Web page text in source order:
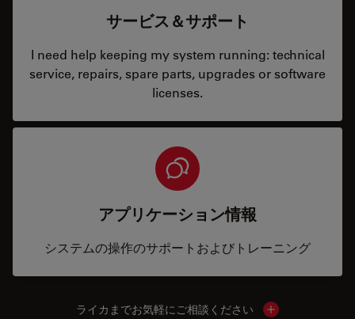
サービス＆サポート
I need help keeping my system running: technical
service, repairs, spare parts, upgrades or software
licenses.
アプリケーション情報
システムの操作のサポートおよびトレーニング
ライカまでお気軽にご相談ください Show local